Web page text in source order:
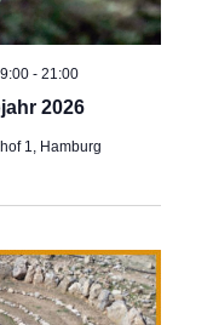
2026
- 21:00
1, Hamburg